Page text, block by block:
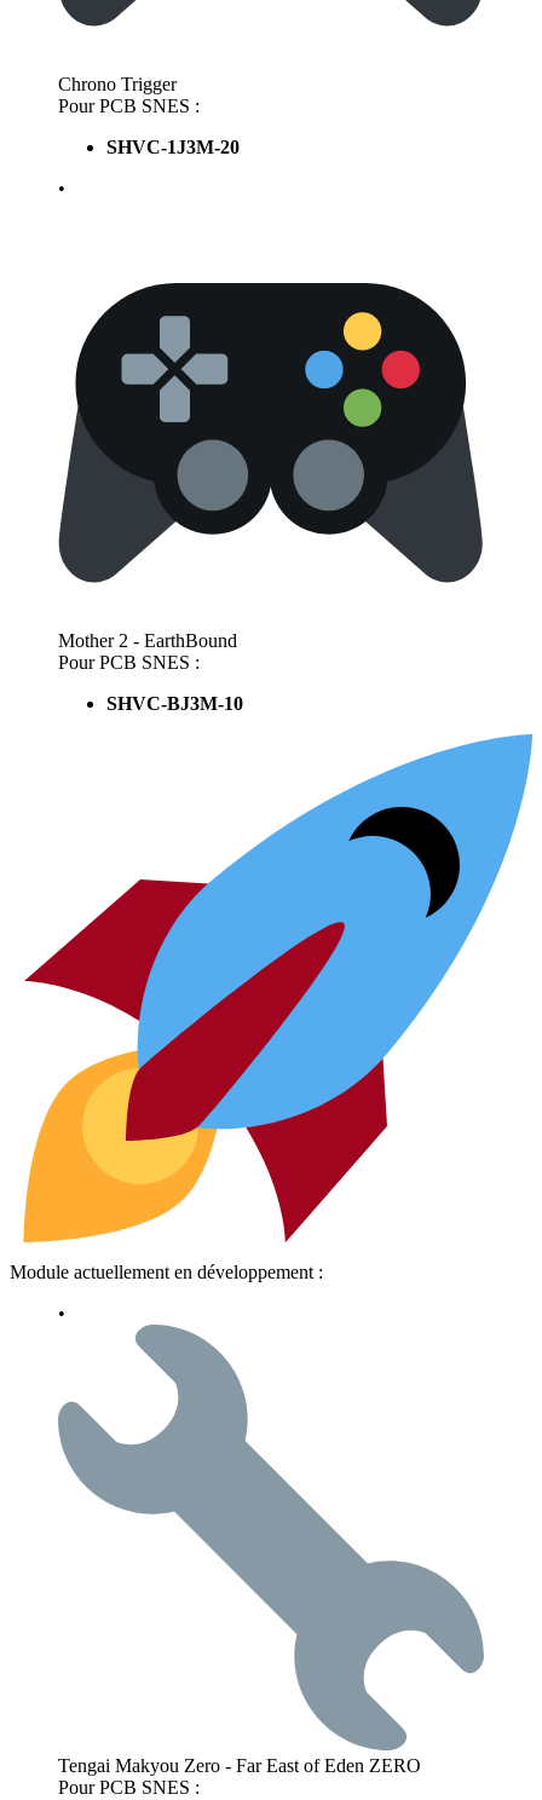
Chrono Trigger
Pour PCB SNES :
SHVC-1J3M-20
•
Mother 2 - EarthBound
Pour PCB SNES :
SHVC-BJ3M-10
Module actuellement en développement :
•
Tengai Makyou Zero - Far East of Eden ZERO
Pour PCB SNES :